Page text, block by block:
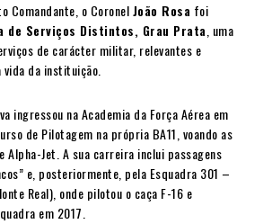
Comandante, o CoronelJoão Rosa foi
de Serviços Distintos, Grau Prata , uma
de carácter militar, relevantes e
da instituição.
ingressou na Academia da Força Aérea em
de Pilotagem na própria BA11, voando as
Alpha-Jet. A sua carreira inclui passagens
e, posteriormente, pela Esquadra 301 –
Real), onde pilotou o caça F-16 e
em 2017.